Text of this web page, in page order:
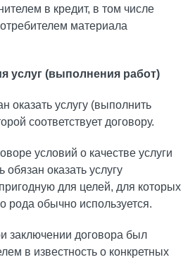
в кредит, в том числе
материала
услуг (выполнения работ)
оказать услугу (выполнить
соответствует договору.
условий о качестве услуги
оказать услугу
для целей, для которых
рода обычно используется.
заключении договора был
в известность о конкретных